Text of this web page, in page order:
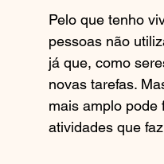
Pelo que tenho
pessoas não
já que, como
novas tarefas.
mais amplo pode
atividades que